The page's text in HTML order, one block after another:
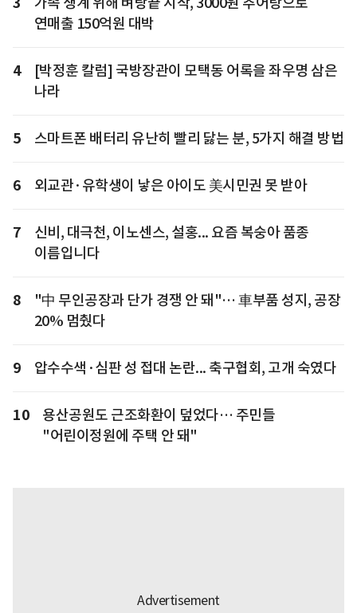
연매출 150억원 대박
4
[박정훈 칼럼] 국방장관이 모택동 어록을 좌우명 삼은
나라
5 스마트폰 배터리 유난히 빨리 닳는 분, 5가지 해결 방법
6 외교관·유학생이 낳은 아이도 美시민권 못 받아
7
신비, 대극천, 이노센스, 설홍... 요즘 복숭아 품종
이름입니다
8
"中 무인공장과 단가 경쟁 안 돼"… 車부품 성지, 공장
20% 멈췄다
9 압수수색·심판 성 접대 논란... 축구협회, 고개 숙였다
10
용산공원도 근조화환이 덮었다… 주민들
"어린이정원에 주택 안 돼"